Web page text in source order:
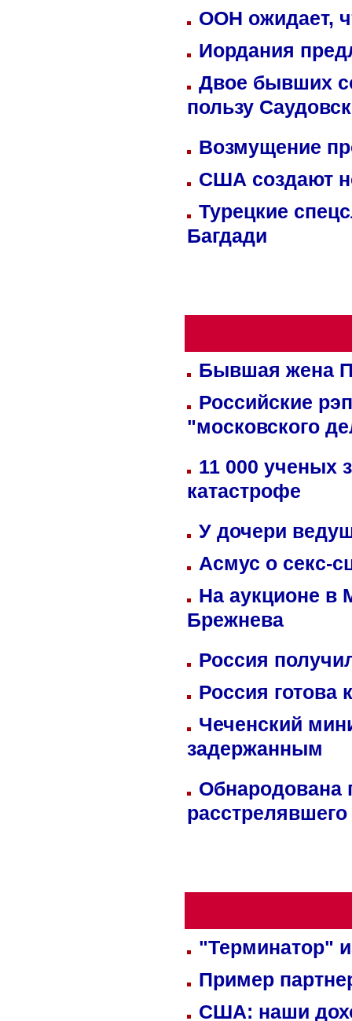
ООН ожидает,
Иордания
Двое бывших
пользу
Возмущение
США создают
Турецкие
Багдади
Бывшая жена
Российские
"московского
11 000 ученых
катастрофе
У дочери
Асмус о секс-
На аукционе в
Брежнева
Россия
Россия готова
Чеченский
задержанным
Обнародована
"Терминатор"
Пример
США: наши